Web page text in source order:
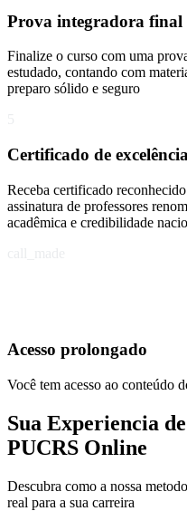
Prova integradora final
Finalize o curso com uma
estudado, contando com
preparo sólido e seguro
Certificado de excelência
Receba certificado
assinatura de professores
acadêmica e credibilidade
Acesso prolongado
Você tem acesso ao conteúdo
Sua Experiencia
PUCRS Online
Descubra como a nossa
real para a sua carreira​